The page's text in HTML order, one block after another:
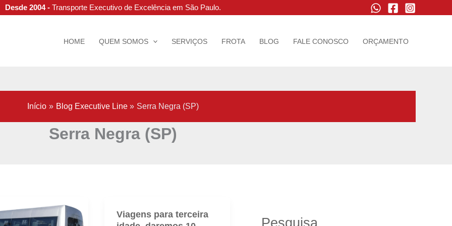
Desde 2004 - Transporte Executivo de Excelência em São Paulo.
HOME QUEM SOMOS SERVIÇOS FROTA BLOG FALE CONOSCO ORÇAMENTO
Início Blog Executive Line Serra Negra (SP)
Serra Negra (SP)
Viagens para terceira
Pesquisa